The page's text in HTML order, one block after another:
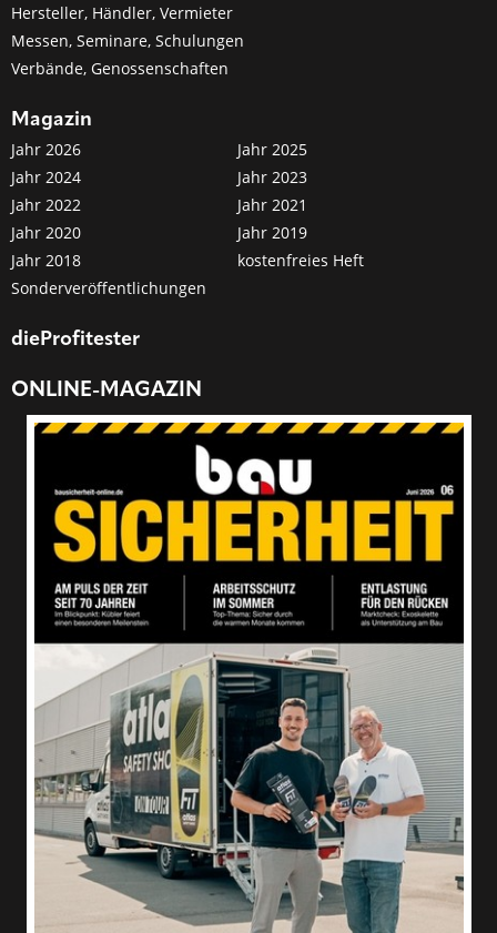
Hersteller, Händler, Vermieter
Messen, Seminare, Schulungen
Verbände, Genossenschaften
Magazin
Jahr 2026
Jahr 2025
Jahr 2024
Jahr 2023
Jahr 2022
Jahr 2021
Jahr 2020
Jahr 2019
Jahr 2018
kostenfreies Heft
Sonderveröffentlichungen
dieProfitester
ONLINE-MAGAZIN